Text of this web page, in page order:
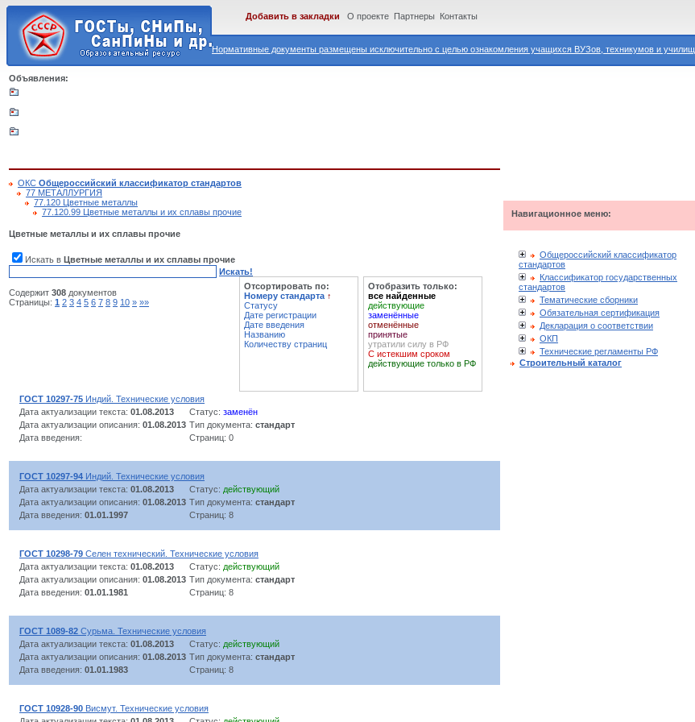
Нормативные документы размещены исключительно с целью ознакомления учащихся ВУЗов, техникумов и училищ.
Добавить в закладки О проекте Партнеры Контакты
Объявления:
ОКС Общероссийский классификатор стандартов
77 МЕТАЛЛУРГИЯ
77.120 Цветные металлы
77.120.99 Цветные металлы и их сплавы прочие
Цветные металлы и их сплавы прочие
Искать в Цветные металлы и их сплавы прочие
Искать!
Содержит 308 документов
Страницы: 1 2 3 4 5 6 7 8 9 10 » »»
Отсортировать по:
Номеру стандарта ↑
Статусу
Дате регистрации
Дате введения
Названию
Количеству страниц
Отобразить только:
все найденные
действующие
заменённые
отменённые
принятые
утратили силу в РФ
С истекшим сроком
действующие только в РФ
ГОСТ 10297-75 Индий. Технические условия
Дата актуализации текста: 01.08.2013 Статус: заменён
Дата актуализации описания: 01.08.2013 Тип документа: стандарт
Дата введения:
Страниц: 0
ГОСТ 10297-94 Индий. Технические условия
Дата актуализации текста: 01.08.2013 Статус: действующий
Дата актуализации описания: 01.08.2013 Тип документа: стандарт
Дата введения: 01.01.1997 Страниц: 8
ГОСТ 10298-79 Селен технический. Технические условия
Дата актуализации текста: 01.08.2013 Статус: действующий
Дата актуализации описания: 01.08.2013 Тип документа: стандарт
Дата введения: 01.01.1981 Страниц: 8
ГОСТ 1089-82 Сурьма. Технические условия
Дата актуализации текста: 01.08.2013 Статус: действующий
Дата актуализации описания: 01.08.2013 Тип документа: стандарт
Дата введения: 01.01.1983 Страниц: 8
ГОСТ 10928-90 Висмут. Технические условия
Навигационное меню:
Общероссийский классификатор
стандартов
Классификатор государственных
стандартов
Тематические сборники
Обязательная сертификация
Декларация о соответствии
ОКП
Технические регламенты РФ
Строительный каталог